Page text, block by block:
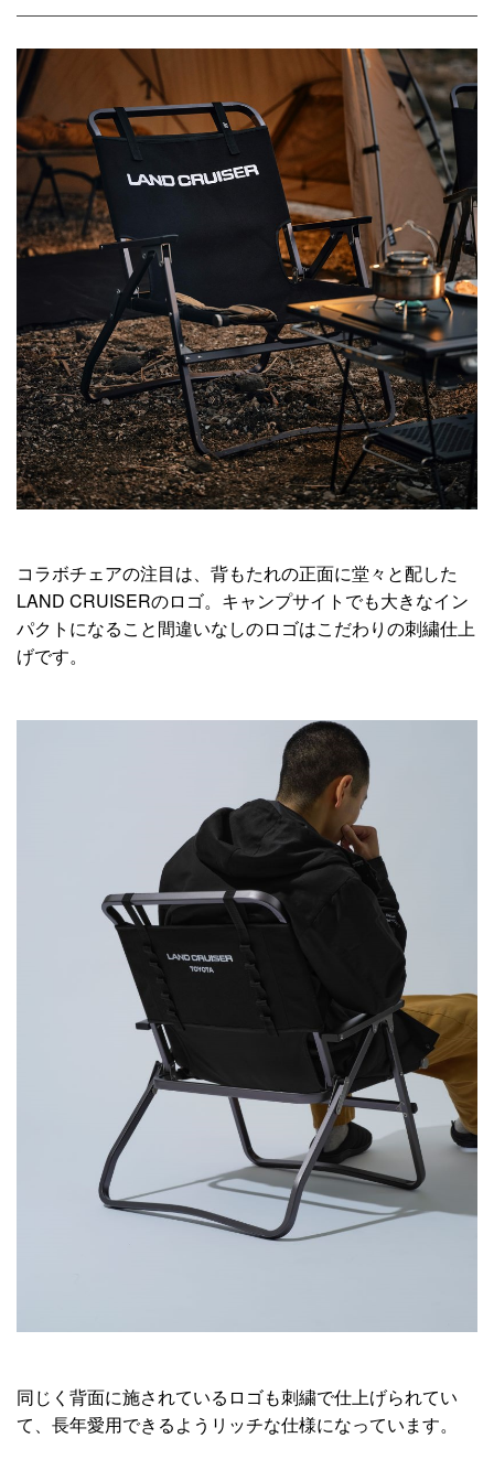
コラボチェアの注目は、背もたれの正面に堂々と配した
LAND CRUISERのロゴ。キャンプサイトでも大きなイン
パクトになること間違いなしのロゴはこだわりの刺繍仕上
げです。
同じく背面に施されているロゴも刺繍で仕上げられてい
て、長年愛用できるようリッチな仕様になっています。